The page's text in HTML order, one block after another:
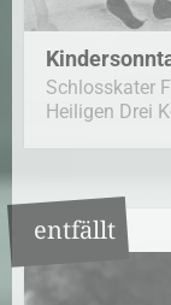
Schlosskater
Heiligen Drei
entfällt